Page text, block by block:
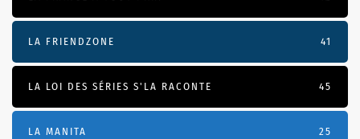
LA FRIENDZONE 41
LA LOI DES SÉRIES S'LA RACONTE 45
LA MANITA 25